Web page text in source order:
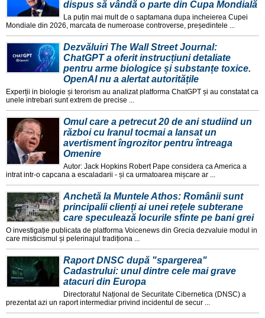
dispus să vândă o parte din Cupa Mondială
La puțin mai mult de o saptamana dupa incheierea Cupei
Mondiale din 2026, marcata de numeroase controverse, președintele ...
Dezvăluiri The Wall Street Journal:
ChatGPT a oferit instrucțiuni detaliate
pentru arme biologice și substanțe toxice.
OpenAI nu a alertat autoritățile
Experții in biologie și terorism au analizat platforma ChatGPT și au constatat ca
unele intrebari sunt extrem de precise ...
Omul care a petrecut 20 de ani studiind un
război cu Iranul tocmai a lansat un
avertisment îngrozitor pentru întreaga
Omenire
Autor: Jack Hopkins Robert Pape considera ca America a
intrat intr-o capcana a escaladarii - și ca urmatoarea mișcare ar ...
Anchetă la Muntele Athos: Românii sunt
principalii clienți ai unei rețele subterane
care speculează locurile sfinte pe bani grei
O investigație publicata de platforma Voicenews din Grecia dezvaluie modul in
care misticismul și pelerinajul tradiționa ...
Raport DNSC după "spargerea"
Cadastrului: unul dintre cele mai grave
atacuri din Europa
Directoratul Național de Securitate Cibernetica (DNSC) a
prezentat azi un raport intermediar privind incidentul de secur ...